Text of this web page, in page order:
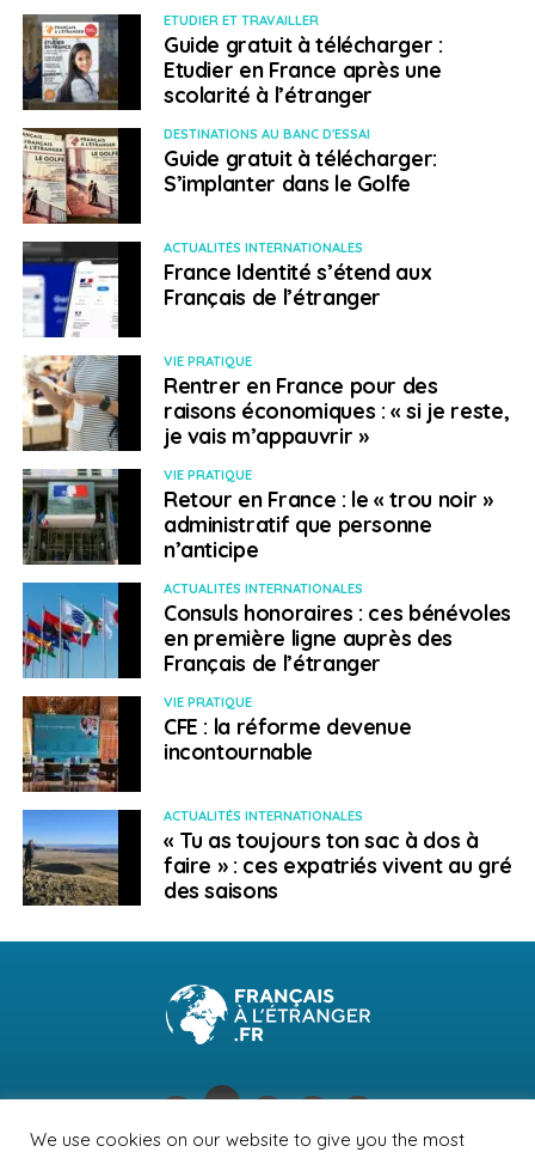
ETUDIER ET TRAVAILLER
Guide gratuit à télécharger :
Etudier en France après une
scolarité à l’étranger
DESTINATIONS AU BANC D'ESSAI
Guide gratuit à télécharger:
S’implanter dans le Golfe
ACTUALITÉS INTERNATIONALES
France Identité s’étend aux
Français de l’étranger
VIE PRATIQUE
Rentrer en France pour des
raisons économiques : « si je reste,
je vais m’appauvrir »
VIE PRATIQUE
Retour en France : le « trou noir »
administratif que personne
n’anticipe
ACTUALITÉS INTERNATIONALES
Consuls honoraires : ces bénévoles
en première ligne auprès des
Français de l’étranger
VIE PRATIQUE
CFE : la réforme devenue
incontournable
ACTUALITÉS INTERNATIONALES
« Tu as toujours ton sac à dos à
faire » : ces expatriés vivent au gré
des saisons
We use cookies on our website to give you the most